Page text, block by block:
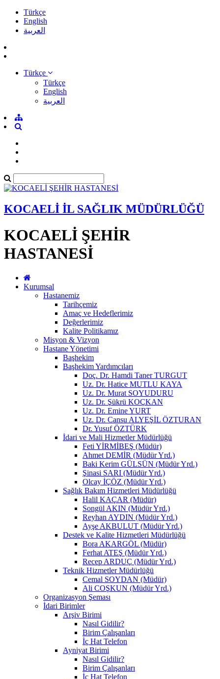
Türkçe
English
العربية
Türkçe
Türkçe
English
العربية
KOCAELİ İL SAĞLIK MÜDÜRLÜĞÜ
KOCAELİ ŞEHİR
HASTANESİ
Kurumsal
Hastanemiz
Tarihçemiz
Amaç ve Hedeflerimiz
Değerlerimiz
Kalite Politikamız
Misyon & Vizyon
Hastane Yönetimi
Başhekim
Başhekim Yardımcıları
Doç. Dr. Hamdi Taner TURGUT
Uz. Dr. Hatice MUTLU KAYA
Uz. Dr. Murat SOYUDURU
Uz. Dr. Şükrü KOÇKAN
Uz. Dr. Emine YURT
Uz. Dr. Cansu ALYEŞİL ÖZTURAN
Dr. Yusuf ÖZTÜRK
İdari ve Mali Hizmetler Müdürlüğü
Feti YİRMİBEŞ (Müdür)
Ahmet DEMİR (Müdür Yrd.)
Baki Kerim GÜLSÜN (Müdür Yrd.)
Şinasi SARI (Müdür Yrd.)
Olcay İÇÖZ (Müdür Yrd.)
Sağlık Bakım Hizmetleri Müdürlüğü
Halil KAÇAR (Müdür)
Songül AKIN (Müdür Yrd.)
Reyhan AYDIN (Müdür Yrd.)
Ayşe AKBULUT (Müdür Yrd.)
Destek ve Kalite Hizmetleri Müdürlüğü
Bora AKARGÖL (Müdür)
Ferhat ATEŞ (Müdür Yrd.)
Recep ARDUÇ (Müdür Yrd.)
Teknik Hizmetler Müdürlüğü
Cemal SOYDAN (Müdür)
Ali COŞKUN (Müdür Yrd.)
Organizasyon Şeması
İdari Birimler
Arşiv Birimi
Nasıl Gidilir?
Birim Çalışanları
İç Hat Telefon
Ayniyat Birimi
Nasıl Gidilir?
Birim Çalışanları
İç Hat Telefon